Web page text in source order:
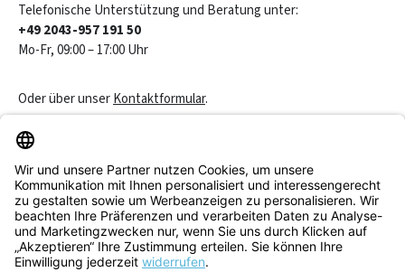
Telefonische Unterstützung und Beratung unter:
+49 2043-957 191 50
Mo-Fr, 09:00 – 17:00 Uhr
Oder über unserKontaktformular.
Service & Beratung